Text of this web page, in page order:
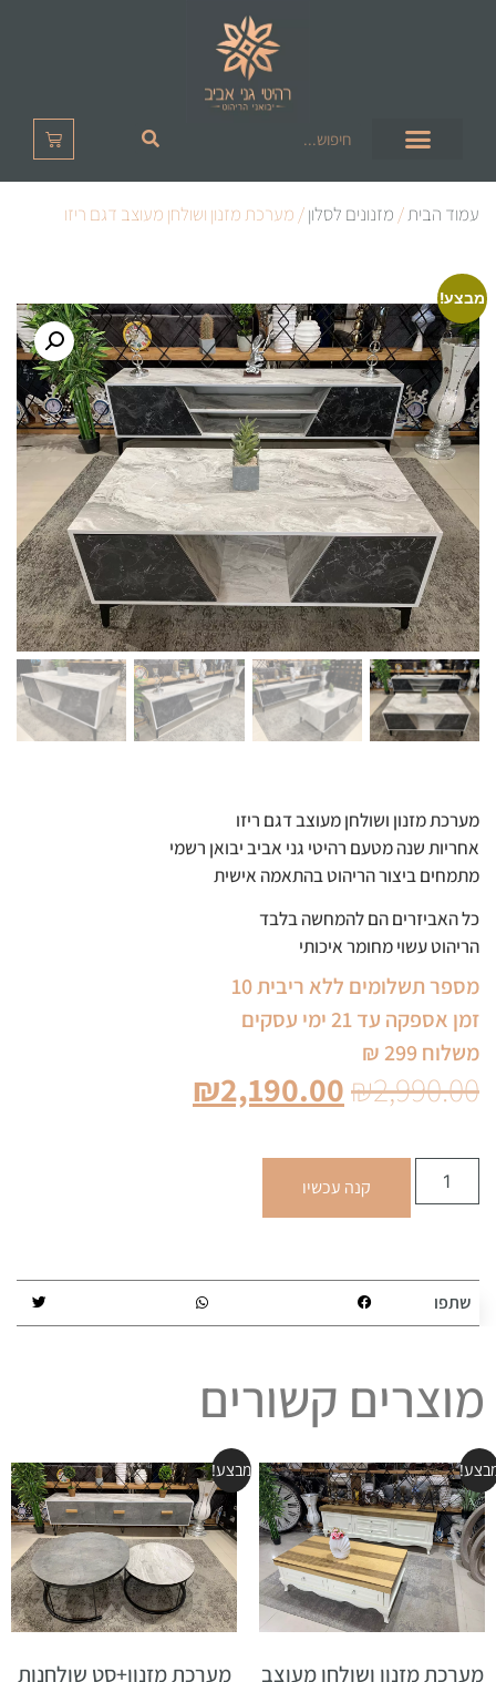
שתפו
עמוד הבית/ מזנונים לסלון/ מערכת מזנון ושולחן מעוצב דגם ריזו
מבצע!
מערכת מזנון ושולחן מעוצב דגם ריזו
אחריות שנה מטעם רהיטי גני אביב יבואן רשמי
מתמחים ביצור הריהוט בהתאמה אישית
כל האביזרים הם להמחשה בלבד
הריהוט עשוי מחומר איכותי
מספר תשלומים ללא ריבית 10
זמן אספקה עד 21 ימי עסקים
משלוח 299 ₪
₪2,990.00
₪2,190.00
קנה עכשיו
מוצרים קשורים
מערכת מזנון ושולחן מעוצב
מבצע!
מערכת מזנון+סט שולחנות